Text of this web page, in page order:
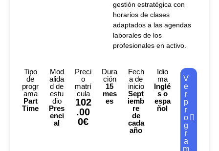
gestión estratégica con
horarios de clases
adaptados a las agendas
laborales de los
profesionales en activo.
Tipo
de
progr
ama
Part
Time
Mod
alida
d de
estu
dio
Pres
enci
al
Preci
o
matrí
cula
102
.00
0€
Dura
ción
15
mes
es
Fech
a de
inicio
Sept
iemb
re
de
cada
año
Idio
ma
Inglé
s o
espa
ñol
V
e
r
p
r
o
g
r
a
m